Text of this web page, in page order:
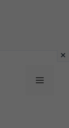
Menu